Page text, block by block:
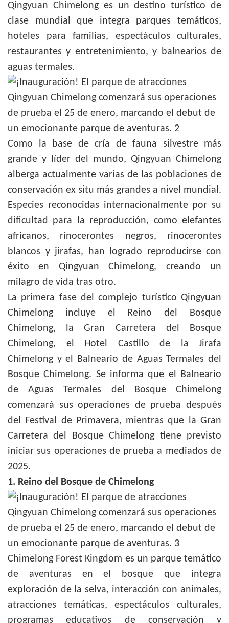
Qingyuan Chimelong es un destino turístico de
clase mundial que integra parques temáticos,
hoteles para familias, espectáculos culturales,
restaurantes y entretenimiento, y balnearios de
aguas termales.
Como la base de cría de fauna silvestre más
grande y líder del mundo, Qingyuan Chimelong
alberga actualmente varias de las poblaciones de
conservación ex situ más grandes a nivel mundial.
Especies reconocidas internacionalmente por su
dificultad para la reproducción, como elefantes
africanos, rinocerontes negros, rinocerontes
blancos y jirafas, han logrado reproducirse con
éxito en Qingyuan Chimelong, creando un
milagro de vida tras otro.
La primera fase del complejo turístico Qingyuan
Chimelong incluye el Reino del Bosque
Chimelong, la Gran Carretera del Bosque
Chimelong, el Hotel Castillo de la Jirafa
Chimelong y el Balneario de Aguas Termales del
Bosque Chimelong. Se informa que el Balneario
de Aguas Termales del Bosque Chimelong
comenzará sus operaciones de prueba después
del Festival de Primavera, mientras que la Gran
Carretera del Bosque Chimelong tiene previsto
iniciar sus operaciones de prueba a mediados de
2025.
1. Reino del Bosque de Chimelong
Chimelong Forest Kingdom es un parque temático
de aventuras en el bosque que integra
exploración de la selva, interacción con animales,
atracciones temáticas, espectáculos culturales,
programas educativos de conservación y